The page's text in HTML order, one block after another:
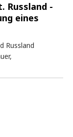
Russland -
eines
Russland